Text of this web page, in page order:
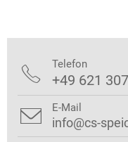
 Telefon
+49 621
 E-Mail
info@cs-